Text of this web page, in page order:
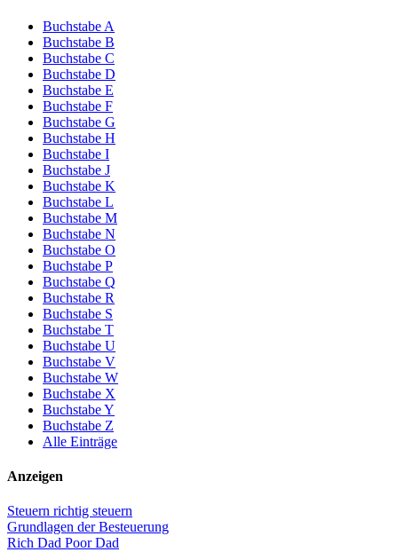
Buchstabe A
Buchstabe B
Buchstabe C
Buchstabe D
Buchstabe E
Buchstabe F
Buchstabe G
Buchstabe H
Buchstabe I
Buchstabe J
Buchstabe K
Buchstabe L
Buchstabe M
Buchstabe N
Buchstabe O
Buchstabe P
Buchstabe Q
Buchstabe R
Buchstabe S
Buchstabe T
Buchstabe U
Buchstabe V
Buchstabe W
Buchstabe X
Buchstabe Y
Buchstabe Z
Alle Einträge
Anzeigen
Steuern richtig steuern
Grundlagen der Besteuerung
Rich Dad Poor Dad